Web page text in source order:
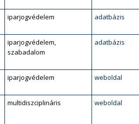
iparjogvédelem adatbázis
iparjogvédelem,
szabadalom
adatbázis
iparjogvédelem weboldal
multidiszciplináris weboldal